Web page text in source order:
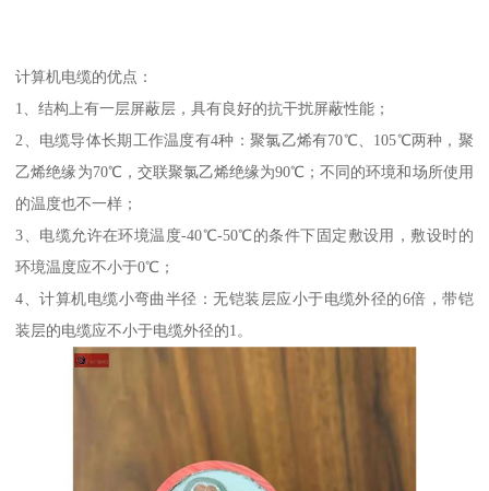
计算机电缆的优点：
1、结构上有一层屏蔽层，具有良好的抗干扰屏蔽性能；
2、电缆导体长期工作温度有4种：聚氯乙烯有70℃、105℃两种，聚
乙烯绝缘为70℃，交联聚氯乙烯绝缘为90℃；不同的环境和场所使用
的温度也不一样；
3、电缆允许在环境温度-40℃-50℃的条件下固定敷设用，敷设时的
环境温度应不小于0℃；
4、计算机电缆小弯曲半径：无铠装层应小于电缆外径的6倍，带铠
装层的电缆应不小于电缆外径的1。